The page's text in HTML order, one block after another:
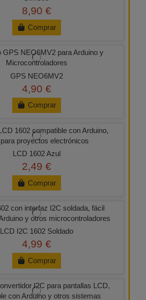
8,90 €
Comprar
GPS NEO6MV2
4,90 €
Comprar
LCD 1602 Azul
2,49 €
Comprar
LCD I2C 1602 Soldado
4,99 €
Comprar